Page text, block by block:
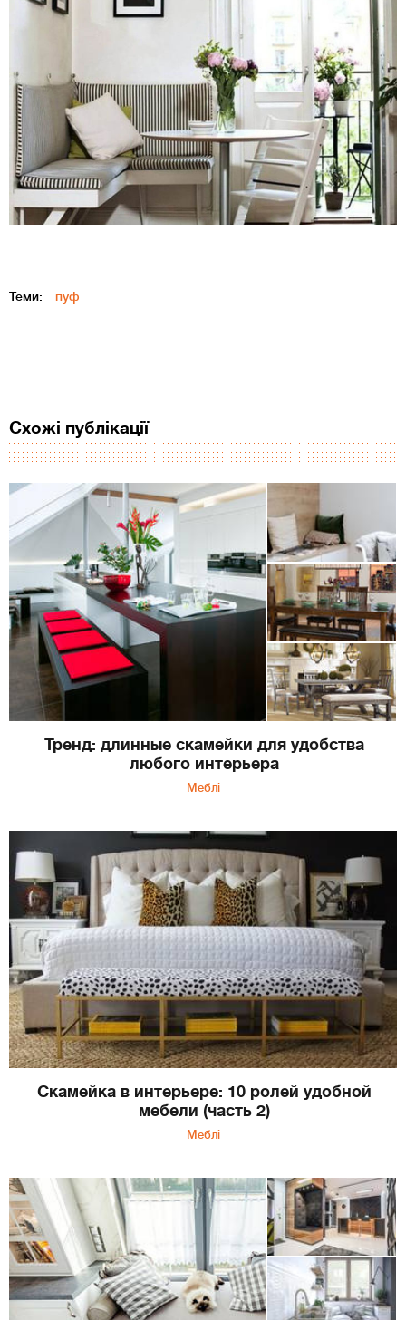
Теми: пуф
Схожі публікації
Тренд: длинные скамейки для удобства
любого интерьера
Меблі
Скамейка в интерьере: 10 ролей удобной
мебели (часть 2)
Меблі